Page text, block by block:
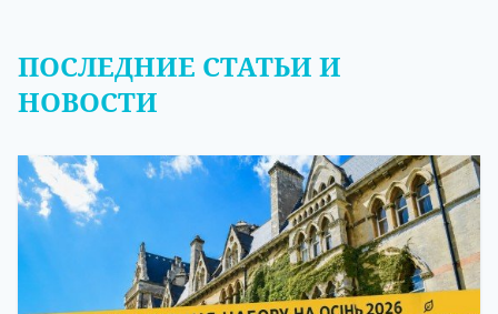
ПОСЛЕДНИЕ СТАТЬИ И
НОВОСТИ